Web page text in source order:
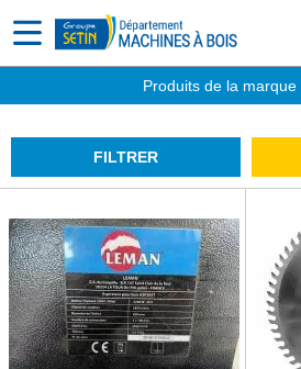
Produits de la marque
FILTRER